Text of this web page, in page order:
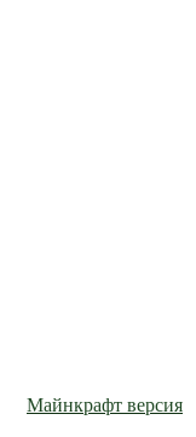
Майнкрафт версия